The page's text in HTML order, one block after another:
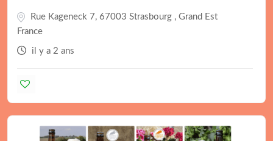
Rue Kageneck 7, 67003 Strasbourg , Grand Est
France
il y a 2 ans